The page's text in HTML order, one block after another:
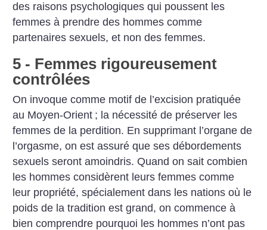
des raisons psychologiques qui poussent les
femmes à prendre des hommes comme
partenaires sexuels, et non des femmes.
5 - Femmes rigoureusement
contrôlées
On invoque comme motif de l’excision pratiquée
au Moyen-Orient ; la nécessité de préserver les
femmes de la perdition. En supprimant l’organe de
l’orgasme, on est assuré que ses débordements
sexuels seront amoin­dris. Quand on sait combien
les hommes considèrent leurs femmes comme
leur propriété, spécialement dans les nations où le
poids de la tradition est grand, on commence à
bien comprendre pourquoi les hommes n’ont pas